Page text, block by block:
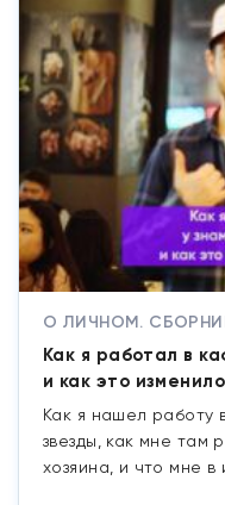
О ЛИЧНОМ.
Как я работал в
и как это
Как я нашел работу
звезды, как мне там
хозяина, и что мне